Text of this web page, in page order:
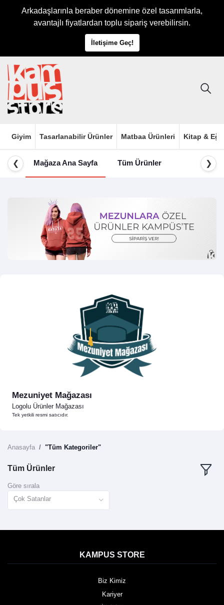
Arkadaşlarınla beraber dönemine özel tasarımlarla,
avantajlı fiyatlardan toplu sipariş verebilirsin.
İletişime Geç!
Giyim Tasarlanabilir Ürünler Matbaa Ürünleri Kitap &
❮ Mağaza Ana Sayfa Tüm Ürünler ❯
Mezuniyet Mağazası
Logolu Ürünler Mağazası
Tek yetkili resmi satıcıdır.
Anasayfa "Tüm Kategoriler"
Tüm Ürünler
Göre sırala
Çok Satanlar
KAMPUS STORE
Biz Kimiz
Kariyer